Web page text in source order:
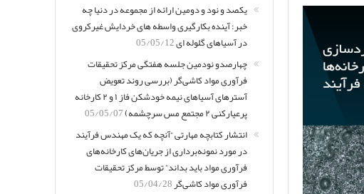
یکصد و نود و دومین ارائه از مجموعه در دنیا چه
خبر: آینده بکارگیری واسطه های خردایش غیرکروی
در آسیاهای گلوله ای05/05/12
چهارصدو نودمین جلسه هفتگی مرکز تحقیقات
فرآوری مواد کاشی‌گر (بررسی روند تعویض
آسترهای آسیاهای نیمه خودشکن فاز ۱ و ۲ کارخانه
پرعیارکنی ۲ مجتمع مس سرچشمه)
05/05/07
انتشار کتابچه مهارتی “آنچه که یک مهندس فرآیند
در مورد نمونه‌برداری از جریان‌های کارخانه‌های
فرآوری مواد باید بداند” توسط مرکز تحقیقات
فرآوری مواد کاشی‌گر05/04/28